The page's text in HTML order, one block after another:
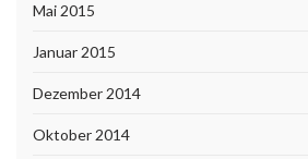
Mai 2015
Januar 2015
Dezember 2014
Oktober 2014